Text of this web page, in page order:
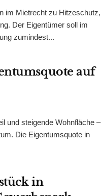
im Mietrecht zu Hitzeschutz,
Der Eigentümer soll im
zumindest...
auf
und steigende Wohnfläche –
Die Eigentumsquote in
in